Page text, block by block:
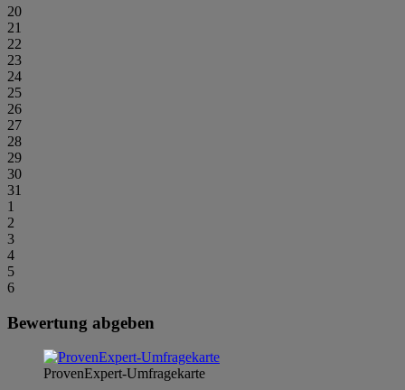
20
21
22
23
24
25
26
27
28
29
30
31
1
2
3
4
5
6
Bewertung abgeben
ProvenExpert-Umfragekarte